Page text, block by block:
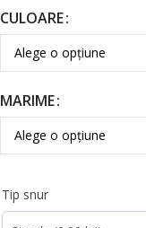
CULOARE
MARIME
Tip snur